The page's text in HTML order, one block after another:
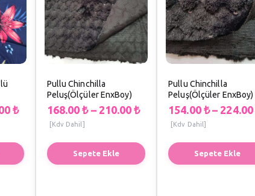
₺
Sepete Ekle
Pullu Chinchilla
Peluş(Ölçüler EnxBoy)
168.00₺ – 210.00₺
[Kdv Dahil]
Sepete Ekle
Pullu Chinchilla
Peluş(Ölçüler EnxBoy)
154.00 ₺ –
[Kdv Dahil]